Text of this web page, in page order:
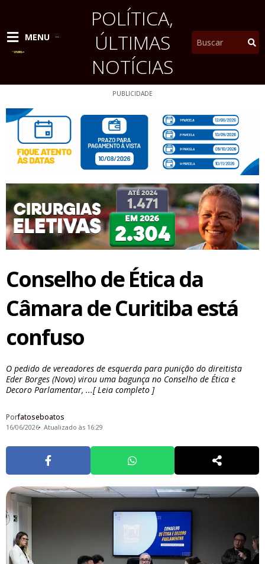
conteúdo
MENU
POLÍTICA,
ÚLTIMAS
NOTÍCIAS
Pesquisar
PUBLICIDADE
Conselho de Ética da
Câmara de Curitiba está
confuso
O pedido de vereadores de esquerda para punição do direitista
Eder Borges (Novo) virou uma bagunça no Conselho de Ética e
Decoro Parlamentar, ...[ Leia completo ]
Porfatoseboatos
16/06/2026 Atualizado às 16:29